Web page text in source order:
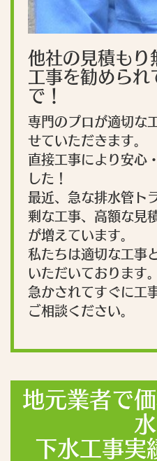
他社の見積もり
工事を勧められ
で！
専門のプロが適切な
せていただきます。
直接工事により安心
した！
最近、急な排水管ト
剰な工事、高額な見
が増えています。
私たちは適切な工事
いただいております。
急かされてすぐに工
ご相談ください。
地元業者で
下水工事